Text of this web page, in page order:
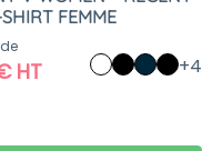
FEMME
HT +4